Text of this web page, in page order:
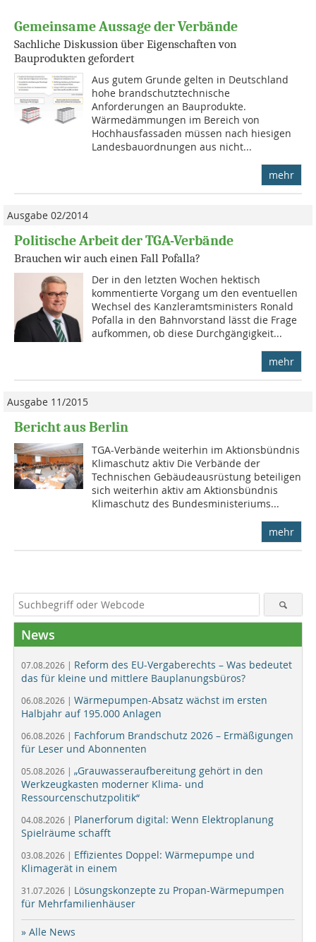
Gemeinsame Aussage der Verbände
Sachliche Diskussion über Eigenschaften von
Bauprodukten gefordert
Aus gutem Grunde gelten in Deutschland
hohe brandschutztechnische
Anforderungen an Bauprodukte.
Wärmedämmungen im Bereich von
Hochhausfassaden müssen nach hiesigen
Landesbauordnungen aus nicht...
mehr
Ausgabe 02/2014
Politische Arbeit der TGA-Verbände
Brauchen wir auch einen Fall Pofalla?
Der in den letzten Wochen hektisch
kommentierte Vorgang um den eventuellen
Wechsel des Kanzleramtsministers Ronald
Pofalla in den Bahnvorstand lässt die Frage
aufkommen, ob diese Durchgängigkeit...
mehr
Ausgabe 11/2015
Bericht aus Berlin
TGA-Verbände weiterhin im Aktionsbündnis
Klimaschutz aktiv Die Verbände der
Technischen Gebäudeausrüstung beteiligen
sich weiterhin aktiv am Aktionsbündnis
Klimaschutz des Bundesministeriums...
mehr
News
07.08.2026 | Reform des EU-Vergaberechts – Was bedeutet
das für kleine und mittlere Bauplanungsbüros?
06.08.2026 | Wärmepumpen-Absatz wächst im ersten
Halbjahr auf 195.000 Anlagen
06.08.2026 | Fachforum Brandschutz 2026 – Ermäßigungen
für Leser und Abonnenten
05.08.2026 | „Grauwasseraufbereitung gehört in den
Werkzeugkasten moderner Klima- und
Ressourcenschutzpolitik“
04.08.2026 | Planerforum digital: Wenn Elektroplanung
Spielräume schafft
03.08.2026 | Effizientes Doppel: Wärmepumpe und
Klimagerät in einem
31.07.2026 | Lösungskonzepte zu Propan-Wärmepumpen
für Mehrfamilienhäuser
» Alle News